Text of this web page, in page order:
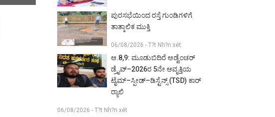
ಪುರಸಭೆಯಿಂದ ರಸ್ತೆ ಗುಂಡಿಗಳಿಗೆ
ತಾತ್ಕಾಲಿಕ ಮುಕ್ತಿ
06/08/2026 - T?t Nh?n xét
ಆ.8,9: ಮೂಡುಬಿದಿರೆ ಅಡ್ವೆಂಚರ್
ಡ್ರೈವ್–2026ರ 5ನೇ ಆವೃತ್ತಿಯ
ಟೈಮ್–ಸ್ಪೀಡ್–ಡಿಸ್ಟೆನ್ಸ್ (TSD) ಕಾರ್
ರ‍್ಯಾಲಿ
06/08/2026 - T?t Nh?n xét